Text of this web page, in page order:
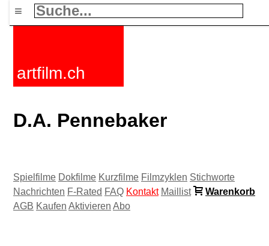
≡
artfilm.ch
D.A. Pennebaker
Spielfilme Dokfilme Kurzfilme Filmzyklen Stichworte
Nachrichten F-Rated FAQ Kontakt Maillist
Warenkorb
AGB Kaufen Aktivieren Abo